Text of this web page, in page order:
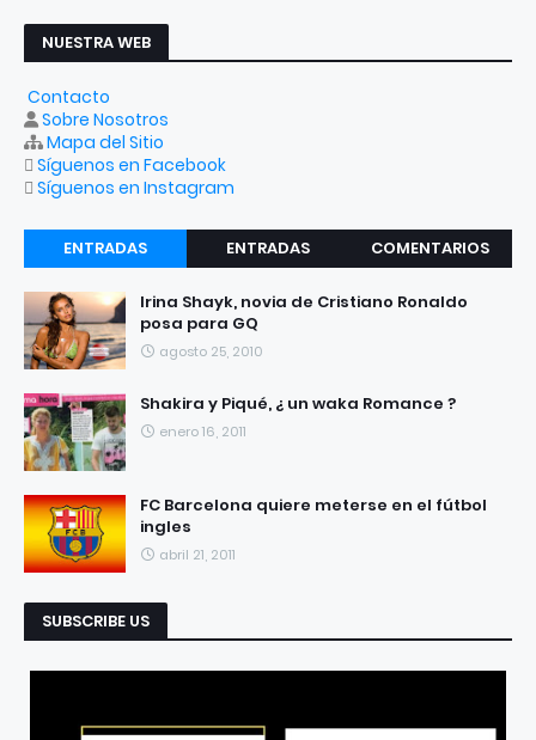
NUESTRA WEB
Contacto
Sobre Nosotros
Mapa del Sitio
Síguenos en Facebook
Síguenos en Instagram
ENTRADAS
RECIENTES
ENTRADAS
COMENTARIOS
Irina Shayk, novia de Cristiano Ronaldo
posa para GQ
agosto 25, 2010
Shakira y Piqué, ¿ un waka Romance ?
enero 16, 2011
FC Barcelona quiere meterse en el fútbol
ingles
abril 21, 2011
SUBSCRIBE US